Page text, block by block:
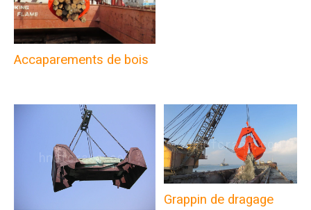
Accaparements de bois
Grappin de dragage